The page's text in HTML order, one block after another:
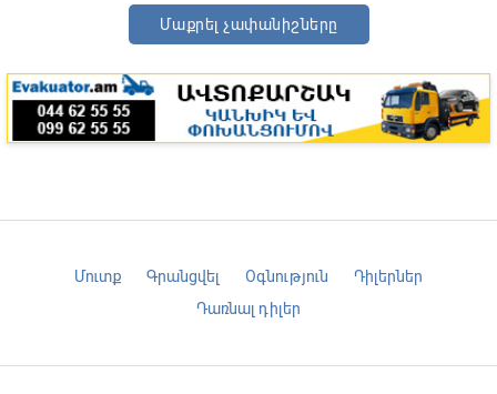
Մաքրել չափանիշները
Մուտք Գրանցվել Օգնություն
Դիլերներ
Դառնալ դիլեր